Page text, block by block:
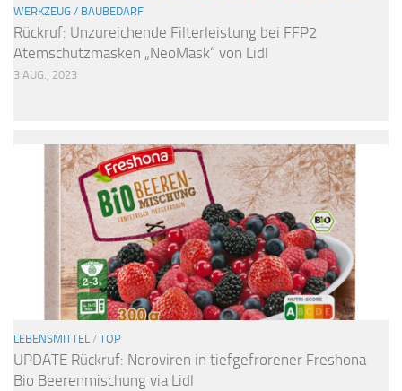
WERKZEUG / BAUBEDARF
Rückruf: Unzureichende Filterleistung bei FFP2
Atemschutzmasken „NeoMask“ von Lidl
3 AUG., 2023
LEBENSMITTEL / TOP
UPDATE Rückruf: Noroviren in tiefgefrorener Freshona
Bio Beerenmischung via Lidl